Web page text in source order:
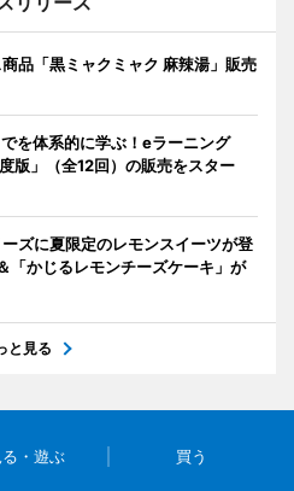
品「黒ミャクミャク 麻辣湯」販売
を体系的に学ぶ！eラーニング
版」（全12回）の販売をスター
ズに夏限定のレモンスイーツが登
「かじるレモンチーズケーキ」が
と見る
る・遊ぶ 買う